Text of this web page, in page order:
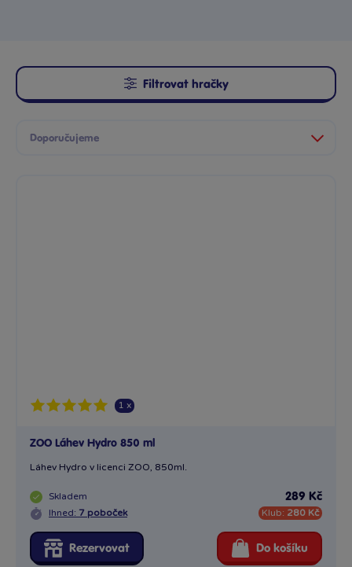
Filtrovat hračky
1 x
ZOO Láhev Hydro 850 ml
Láhev Hydro v licenci ZOO, 850ml.
Skladem
Ihned: 7 poboček
289 Kč
Klub: 280 Kč
Rezervovat Do košíku